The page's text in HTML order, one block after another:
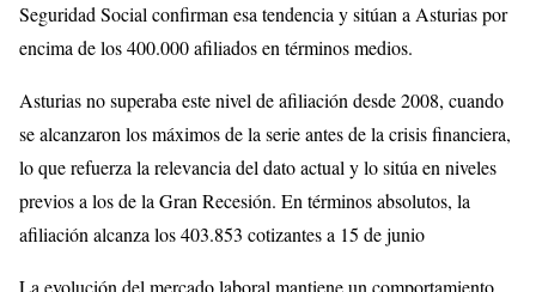
Seguridad Social confirman esa tendencia y sitúan a Asturias por
encima de los 400.000 afiliados en términos medios.
Asturias no superaba este nivel de afiliación desde 2008, cuando
se alcanzaron los máximos de la serie antes de la crisis financiera,
lo que refuerza la relevancia del dato actual y lo sitúa en niveles
previos a los de la Gran Recesión. En términos absolutos, la
afiliación alcanza los 403.853 cotizantes a 15 de junio
La evolución del mercado laboral mantiene un comportamiento